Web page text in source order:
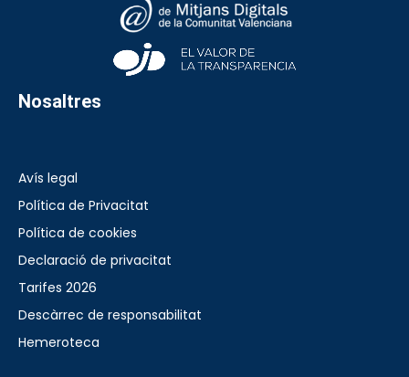
Nosaltres
Avís legal
Política de Privacitat
Política de cookies
Declaració de privacitat
Tarifes 2026
Descàrrec de responsabilitat
Hemeroteca